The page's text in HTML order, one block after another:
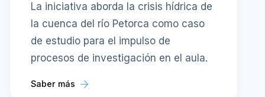
La iniciativa aborda la crisis hídrica de
la cuenca del río Petorca como caso
de estudio para el impulso de
procesos de investigación en el aula.
Saber más